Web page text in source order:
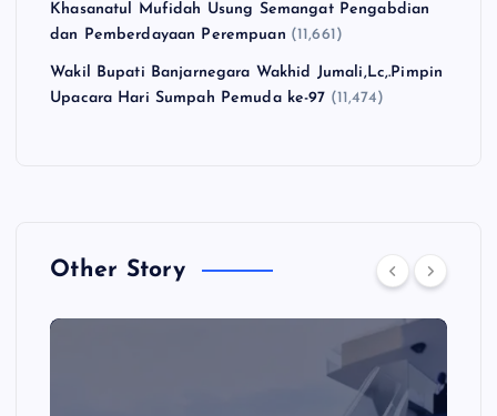
Khasanatul Mufidah Usung Semangat Pengabdian
dan Pemberdayaan Perempuan (11,661)
Wakil Bupati Banjarnegara Wakhid Jumali,Lc,.Pimpin
Upacara Hari Sumpah Pemuda ke-97 (11,474)
Other Story